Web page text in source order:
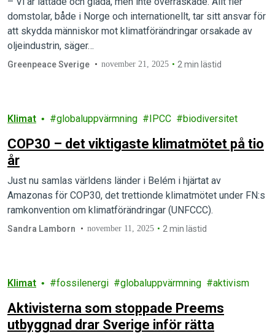
domstolar, både i Norge och internationellt, tar sitt ansvar för
att skydda människor mot klimatförändringar orsakade av
oljeindustrin, säger…
Greenpeace Sverige november 21, 2025 2 min lästid
Klimat globaluppvärmning IPCC biodiversitet
COP30 – det viktigaste klimatmötet på tio
år
Just nu samlas världens länder i Belém i hjärtat av
Amazonas för COP30, det trettionde klimatmötet under FN:s
ramkonvention om klimatförändringar (UNFCCC).
Sandra Lamborn november 11, 2025 2 min lästid
Klimat fossilenergi globaluppvärmning aktivism
Aktivisterna som stoppade Preems
utbyggnad drar Sverige inför rätta